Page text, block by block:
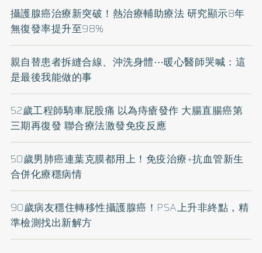
攝護腺癌治療新突破！熱治療輔助療法 研究顯示8年
無復發率提升至98%
親自替患者拆縫合線、沖洗身體⋯暖心醫師哭喊：這
是最後我能做的事
52歲工程師騎車屁股痛 以為痔瘡發作 大腸直腸癌第
三期再復發 聯合療法激發免疫反應
50歲男肺癌連葉克膜都用上！免疫治療+抗血管新生
合併化療穩病情
90歲病友穩住轉移性攝護腺癌！PSA上升非終點，精
準檢測找出新解方